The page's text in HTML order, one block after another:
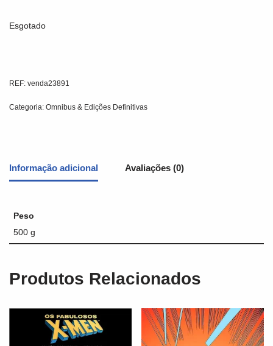
Esgotado
REF: venda23891
Categoria: Omnibus & Edições Definitivas
Informação adicional Avaliações (0)
Peso
500 g
Produtos Relacionados